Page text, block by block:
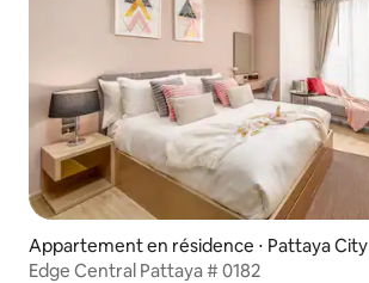
Appartement en résidence ⋅ Pattaya City
Edge Central Pattaya # 0182